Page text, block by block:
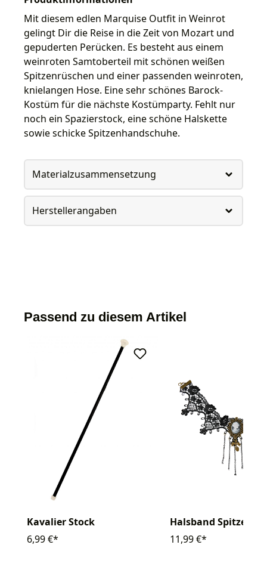
Mit diesem edlen Marquise Outfit in Weinrot
gelingt Dir die Reise in die Zeit von Mozart und
gepuderten Perücken. Es besteht aus einem
weinroten Samtoberteil mit schönen weißen
Spitzenrüschen und einer passenden weinroten,
knielangen Hose. Eine sehr schönes Barock-
Kostüm für die nächste Kostümparty. Fehlt nur
noch ein Spazierstock, eine schöne Halskette
sowie schicke Spitzenhandschuhe.
Materialzusammensetzung
Herstellerangaben
Passend zu diesem Artikel
Kavalier Stock
6,99 €*
Halsband Spitze
11,99 €*